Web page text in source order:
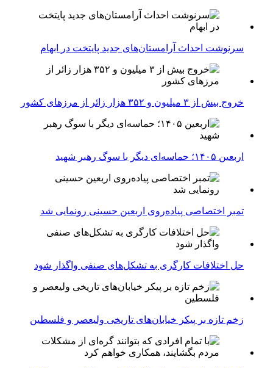
سرنوشت احداث آرامستان‌های جدید پایتخت در ابهام
خروج بیش از ۳ میلیون و ۳۵۲ هزار زائر از مرزهای کشور
اربعین ۱۴۰۵؛ حماسه‌ای دیگر با سوگ رهبر شهید
تمبر اختصاصی پیاده‌روی اربعین حسینی رونمایی شد
حل اختلافات کارگری به تشکل‌های صنفی واگذار شود
زخم تازه بر پیکر خیابان‌های تاریخی ولیعصر و فلسطین